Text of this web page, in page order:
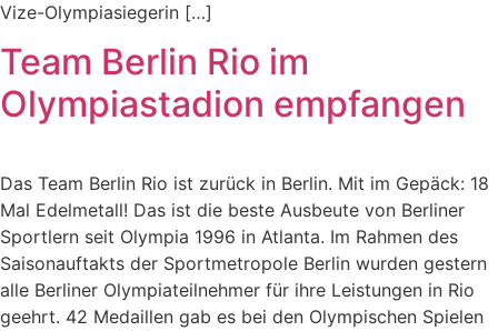
Vize-Olympiasiegerin […]
Team Berlin Rio im
Olympiastadion empfangen
Das Team Berlin Rio ist zurück in Berlin. Mit im Gepäck: 18
Mal Edelmetall! Das ist die beste Ausbeute von Berliner
Sportlern seit Olympia 1996 in Atlanta. Im Rahmen des
Saisonauftakts der Sportmetropole Berlin wurden gestern
alle Berliner Olympiateilnehmer für ihre Leistungen in Rio
geehrt. 42 Medaillen gab es bei den Olympischen Spielen